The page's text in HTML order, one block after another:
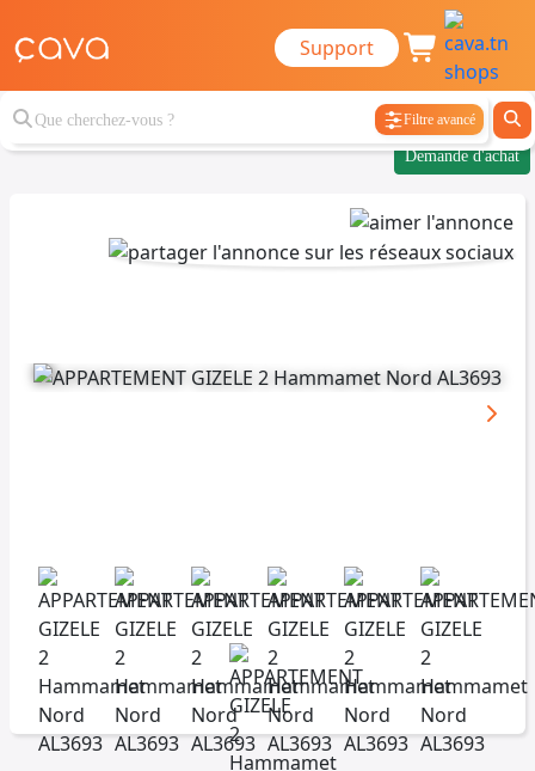
Support
Filtre avancé
Demande d'achat